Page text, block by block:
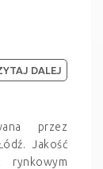
przez
Jakość
rynkowym
DALEJ